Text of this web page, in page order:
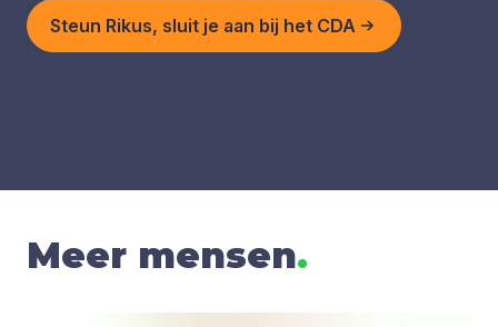
Steun Rikus, sluit je aan bij het CDA
Meer mensen.